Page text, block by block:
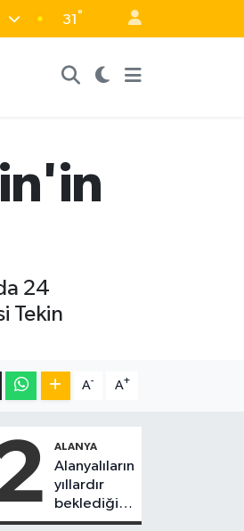
31 °
24
Tekin
A- A+
ALANYA
Alanyalıların
yıllardır
beklediği
yol askıdan